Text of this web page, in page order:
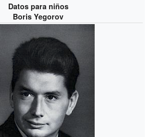
Datos para niños
Boris Yegorov